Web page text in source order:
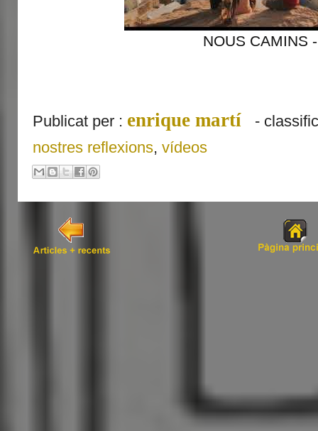
NOUS CAMINS
Publicat per : enrique martí
-
nostres reflexions, vídeos